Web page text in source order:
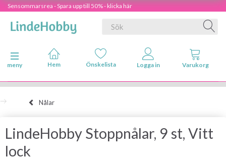
Sensommarsrea - Spara upp till 50% - klicka här
Ändra navigering
meny
Nålar
LindeHobby Stoppnålar, 9 st, Vitt
lock